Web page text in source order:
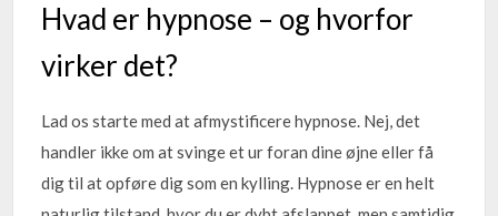
Hvad er hypnose – og hvorfor
virker det?
Lad os starte med at afmystificere hypnose. Nej, det
handler ikke om at svinge et ur foran dine øjne eller få
dig til at opføre dig som en kylling. Hypnose er en helt